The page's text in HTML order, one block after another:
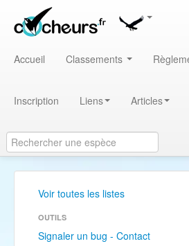
Accueil Classements
Inscription Liens Articles
Voir toutes les listes
OUTILS
Signaler un bug - Contact